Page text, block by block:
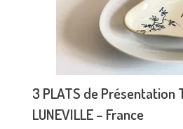
3 PLATS de Présentation
LUNEVILLE – France